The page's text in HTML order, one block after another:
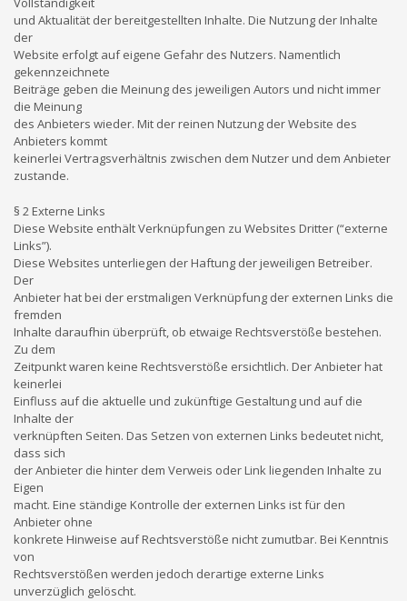
und Aktualität der bereitgestellten Inhalte. Die Nutzung der Inhalte
der
Website erfolgt auf eigene Gefahr des Nutzers. Namentlich
gekennzeichnete
Beiträge geben die Meinung des jeweiligen Autors und nicht immer
die Meinung
des Anbieters wieder. Mit der reinen Nutzung der Website des
Anbieters kommt
keinerlei Vertragsverhältnis zwischen dem Nutzer und dem Anbieter
zustande.
§ 2 Externe Links
Diese Website enthält Verknüpfungen zu Websites Dritter (“externe
Links”).
Diese Websites unterliegen der Haftung der jeweiligen Betreiber.
Der
Anbieter hat bei der erstmaligen Verknüpfung der externen Links die
fremden
Inhalte daraufhin überprüft, ob etwaige Rechtsverstöße bestehen.
Zu dem
Zeitpunkt waren keine Rechtsverstöße ersichtlich. Der Anbieter hat
keinerlei
Einfluss auf die aktuelle und zukünftige Gestaltung und auf die
Inhalte der
verknüpften Seiten. Das Setzen von externen Links bedeutet nicht,
dass sich
der Anbieter die hinter dem Verweis oder Link liegenden Inhalte zu
Eigen
macht. Eine ständige Kontrolle der externen Links ist für den
Anbieter ohne
konkrete Hinweise auf Rechtsverstöße nicht zumutbar. Bei Kenntnis
von
Rechtsverstößen werden jedoch derartige externe Links
unverzüglich gelöscht.